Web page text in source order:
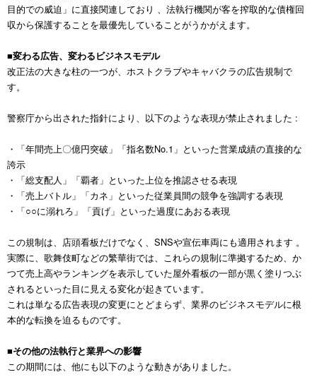
目的での威迫」に直接関連しており 、法執行機関が客を搾取的な債権回
収から保護することを最優先していることがうかがえます。
■変わる広告、変わるビジネスモデル
改正法の大きな柱の一つが、ホストクラブやキャバクラの広告規制で
す。
警察庁から出された指針により、以下のような表現が禁止されました :
・「年間売上〇億円突破」「指名数No.1」といった営業成績の直接的な
誇示
・「総支配人」「覇者」といった上位を推認させる表現
・「売上バトル」「カネ」といった従業員間の競争を強調する表現
・「○○に溺れろ」「貢げ」といった過度にあおる表現
この規制は、店頭看板だけでなく、SNSや宣伝車両にも適用されます 。
実際に、歌舞伎町などの繁華街では、これらの規制に準拠するため、か
つて売上高やランキングを表示していた屋外看板の一部が黒く塗りつぶ
されるといった目に見える変化が起きています。
これは単なる広告表現の変更にとどまらず、業界のビジネスモデルに根
本的な転換を迫るものです。
■その他の法執行と業界への影響
この期間には、他にも以下のような動きがありました。